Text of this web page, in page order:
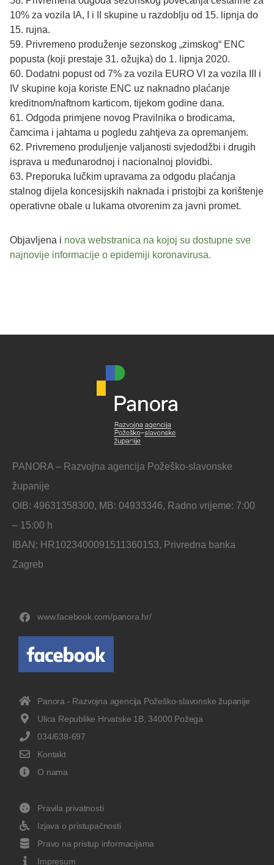
10% za vozila IA, I i II skupine u razdoblju od 15. lipnja do
15. rujna.
59. Privremeno produženje sezonskog „zimskog“ ENC
popusta (koji prestaje 31. ožujka) do 1. lipnja 2020.
60. Dodatni popust od 7% za vozila EURO VI za vozila III i
IV skupine koja koriste ENC uz naknadno plaćanje
kreditnom/naftnom karticom, tijekom godine dana.
61. Odgoda primjene novog Pravilnika o brodicama,
čamcima i jahtama u pogledu zahtjeva za opremanjem.
62. Privremeno produljenje valjanosti svjedodžbi i drugih
isprava u međunarodnoj i nacionalnoj plovidbi.
63. Preporuka lučkim upravama za odgodu plaćanja
stalnog dijela koncesijskih naknada i pristojbi za korištenje
operativne obale u lukama otvorenim za javni promet.
Objavljena i nova webstranica na kojoj su dostupne sve
najnovije informacije o epidemiji koronavirusa.
PANORA – Razvojna agencija Požeško-slavonske
županije
OIB: 49631358300, MB: 04933346, Radno vrijeme: 7:00
– 15:00 h
IBAN: HR1023400091511360153, Privredna banka
Zagreb
www.facebook.com/panora.hr/
Panora - Razvojna agencija Požeško-slavonske županije
Ulica Republike Hrvatske 1B, 34000 Požega
034/638-697
Kontakt
O nama
Pravila privatnosti
Izjava o pristupačnosti
Pravo na pristup informacijama
Impresum